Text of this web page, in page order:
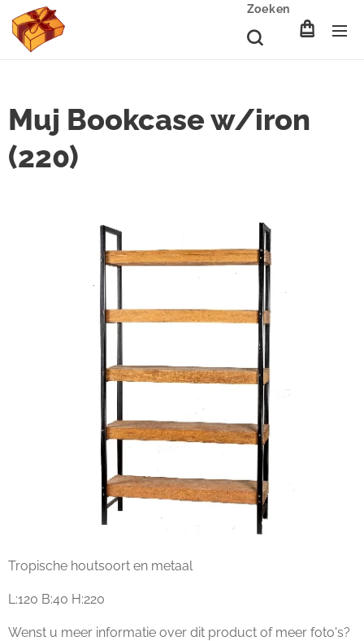
Zoeken
Muj Bookcase w/iron
(220)
Tropische houtsoort en metaal
L:120 B:40 H:220
Wenst u meer informatie over dit product of meer foto's?